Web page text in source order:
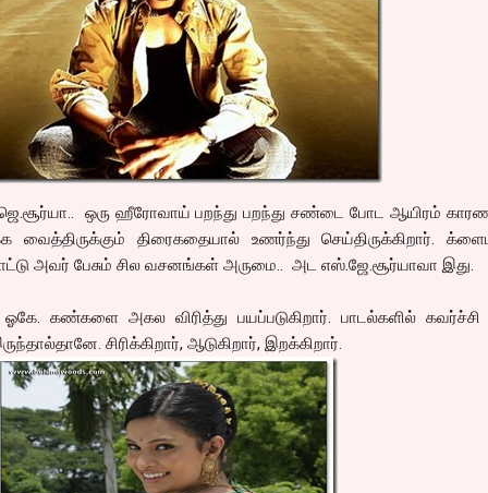
ஒரு ஹீரோவாய் பறந்து பறந்து சண்டை போட ஆயிரம்
வைத்திருக்கும் திரைகதையால் உணர்ந்து செய்திருக்கிறார்.
அவர் பேசும் சில வசனங்கள் அருமை.. அட எஸ்.ஜே.சூர்யாவா இது.
ஓகே. கண்களை அகல விரித்து பயப்படுகிறார். பாடல்களில் கவர்ச்சி
சிரிக்கிறார், ஆடுகிறார், இறக்கிறார்.